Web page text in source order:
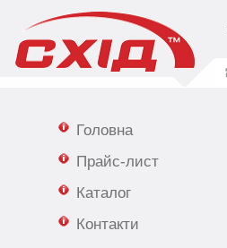
Головна
Прайс-лист
Каталог
Контакти